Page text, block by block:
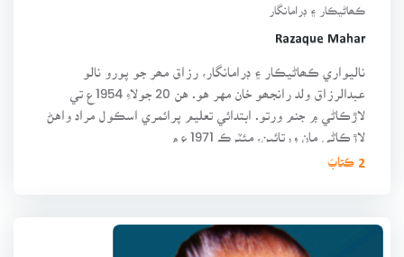
ڪھاڻيڪار ۽ ڊرامانگار
Razaque Mahar
ناليواري ڪھاڻيڪار ۽ ڊرامانگار، رزاق مھر جو پورو نالو
لاڙڪاڻي ۾ جنم ورتو. ابتدائي تعليم پرائمري اسڪول مراد واهڻ
لاڙڪاڻي مان ورتائين، مئٽرڪ 1971ع ۾
2 ڪتابَ